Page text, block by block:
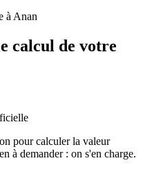
à Anan
calcul de votre
pour calculer la valeur
à demander : on s'en charge.